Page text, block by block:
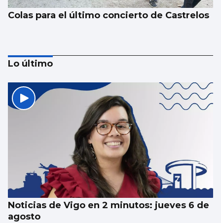
Colas para el último concierto de Castrelos
Las Cíes pasan de recoger 55.000 colillas a
las 1.215 de este verano
Lo último
Noticias de Vigo en 2 minutos: jueves 6 de
agosto